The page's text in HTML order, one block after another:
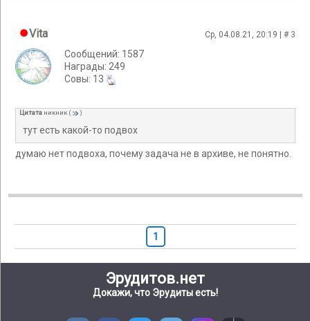
Vita Ср, 04.08.21, 20:19 | # 3
Сообщений: 1587
Награды: 249
Cовы: 13
Цитата никник ( )
тут есть какой-то подвох
думаю нет подвоха, почему задача не в архиве, не понятно.
1
Эрудитов.нет
Докажи, что Эрудиты есть!